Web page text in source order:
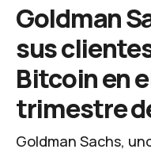
Goldman
sus
Bitcoin en
trimestre
Goldman Sachs,